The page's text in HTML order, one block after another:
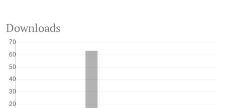
Downloads